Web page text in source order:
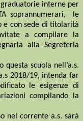
interne per
soprannumerari,
le
e con sede di titolarità
a compilare la
alla Segreteria
questa scuola nell’a.s.
2018/19, intenda far
le esigenze di
compilando la
nel corrente a.s. sarà